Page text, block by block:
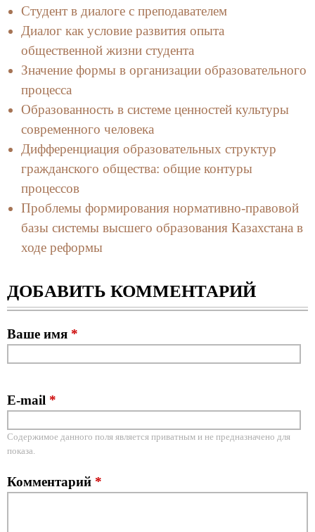
Студент в диалоге с преподавателем
Диалог как условие развития опыта
общественной жизни студента
Значение формы в организации образовательного
процесса
Образованность в системе ценностей культуры
современного человека
Дифференциация образовательных структур
гражданского общества: общие контуры
процессов
Проблемы формирования нормативно-правовой
базы системы высшего образования Казахстана в
ходе реформы
ДОБАВИТЬ КОММЕНТАРИЙ
Ваше имя *
E-mail *
Содержимое данного поля является приватным и не предназначено для
показа.
Комментарий *